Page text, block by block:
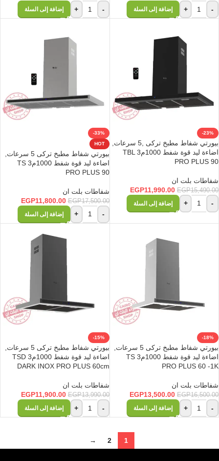
-
+ إضافة إلى السلة
-
+ إضافة إلى السلة
-23%
بيورتي شفاط مطبخ تركى ,5 سرعات,
اضاءة ليد قوة شفط 1000م3 TBL
PRO PLUS 90
شفاطات بلت ان
EGP15,490.00
EGP11,990.00
-
+ إضافة إلى السلة
-33%
HOT
بيورتي شفاط مطبخ تركى 5 سرعات,
اضاءة ليد قوة شفط 1000م3 TS
PRO PLUS 90
شفاطات بلت ان
EGP17,500.00
EGP11,800.00
-
+ إضافة إلى السلة
-18%
بيورتي شفاط مطبخ تركى 5 سرعات,
اضاءة ليد قوة شفط 1000م3 TS
PRO PLUS 60 -1K
شفاطات بلت ان
EGP16,500.00
EGP13,500.00
-
+ إضافة إلى السلة
-15%
بيورتي شفاط مطبخ تركى 5 سرعات,
اضاءة ليد قوة شفط 1000م3 TSD
DARK INOX PRO PLUS 60cm
شفاطات بلت ان
EGP13,990.00
EGP11,900.00
-
+ إضافة إلى السلة
1
2
→